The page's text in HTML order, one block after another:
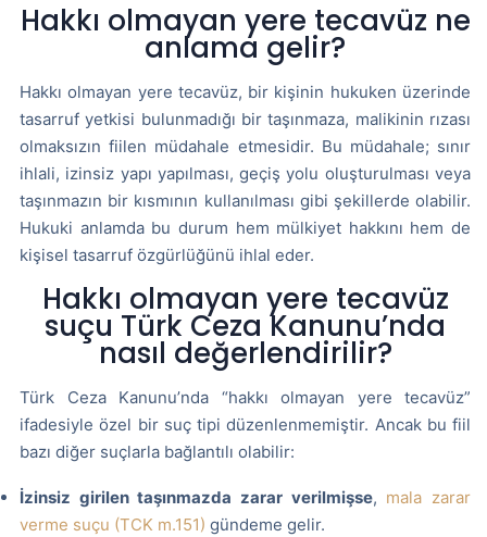
Hakkı olmayan yere tecavüz ne
anlama gelir?
Hakkı olmayan yere tecavüz, bir kişinin hukuken üzerinde
tasarruf yetkisi bulunmadığı bir taşınmaza, malikinin rızası
olmaksızın fiilen müdahale etmesidir. Bu müdahale; sınır
ihlali, izinsiz yapı yapılması, geçiş yolu oluşturulması veya
taşınmazın bir kısmının kullanılması gibi şekillerde olabilir.
Hukuki anlamda bu durum hem mülkiyet hakkını hem de
kişisel tasarruf özgürlüğünü ihlal eder.
Hakkı olmayan yere tecavüz
suçu Türk Ceza Kanunu’nda
nasıl değerlendirilir?
Türk Ceza Kanunu’nda “hakkı olmayan yere tecavüz”
ifadesiyle özel bir suç tipi düzenlenmemiştir. Ancak bu fiil
bazı diğer suçlarla bağlantılı olabilir:
İzinsiz girilen taşınmazda zarar verilmişse, mala zarar
verme suçu (TCK m.151) gündeme gelir.